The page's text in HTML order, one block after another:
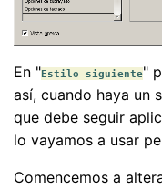
En "Estilo siguiente"
así, cuando haya un
que debe seguir
lo vayamos a usar
Comencemos a